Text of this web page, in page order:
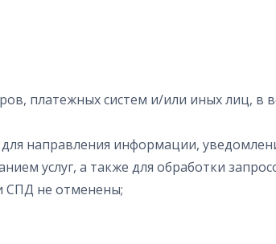
платежных систем и/или иных лиц, в
направления информации,
услуг, а также для обработки
СПД не отменены;